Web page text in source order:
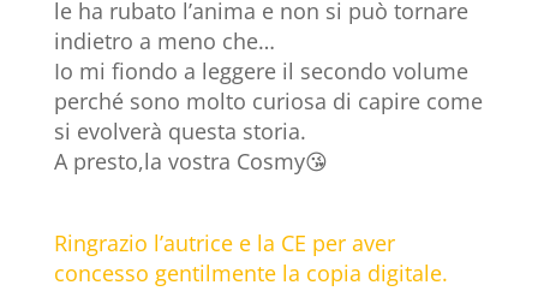
le ha rubato l’anima e non si può tornare
indietro a meno che…
Io mi fiondo a leggere il secondo volume
perché sono molto curiosa di capire come
si evolverà questa storia.
A presto,la vostra Cosmy😘
Ringrazio l’autrice e la CE per aver
concesso gentilmente la copia digitale.